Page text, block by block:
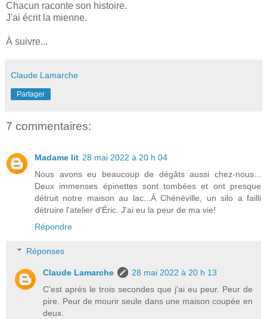
Chacun raconte son histoire.
J'ai écrit la mienne.
À suivre...
Claude Lamarche
Partager
7 commentaires:
Madame lit 28 mai 2022 à 20 h 04
Nous avons eu beaucoup de dégâts aussi chez-nous...
Deux immenses épinettes sont tombées et ont presque
détruit notre maison au lac...À Chénéville, un silo a failli
détruire l'atelier d'Éric. J'ai eu la peur de ma vie!
Répondre
Réponses
Claude Lamarche
28 mai 2022 à 20 h 13
C'est après le trois secondes que j'ai eu peur. Peur de
pire. Peur de mourir seule dans une maison coupée en
deux.